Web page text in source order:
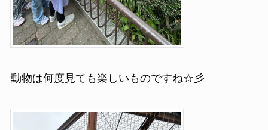
動物は何度見ても楽しいものですね☆彡